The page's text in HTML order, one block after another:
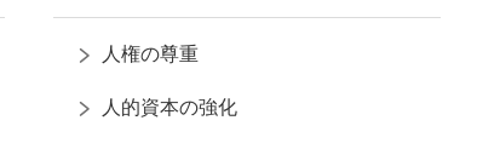
人権の尊重
人的資本の強化